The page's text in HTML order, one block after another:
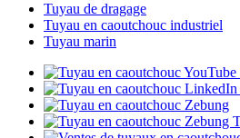
Tuyau de dragage
Tuyau en caoutchouc industriel
Tuyau marin